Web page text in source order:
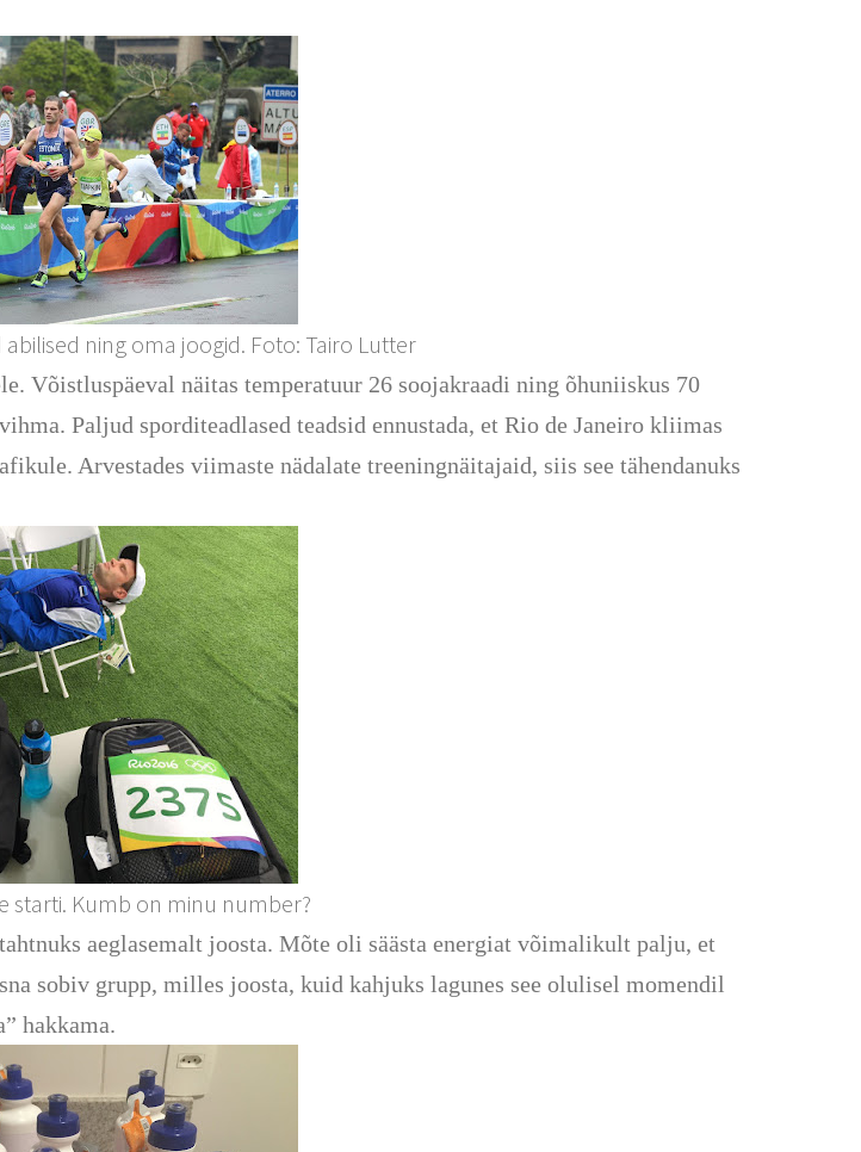
ning oma joogid. Foto: Tairo Lutter
Võistluspäeval näitas temperatuur 26 soojakraadi ning õhuniiskus 70
Paljud sporditeadlased teadsid ennustada, et Rio de Janeiro kliimas
Arvestades viimaste nädalate treeningnäitajaid, siis see tähendanuks
starti. Kumb on minu number?
aeglasemalt joosta. Mõte oli säästa energiat võimalikult palju, et
sobiv grupp, milles joosta, kuid kahjuks lagunes see olulisel momendil
hakkama.